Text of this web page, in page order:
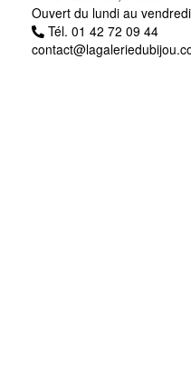
Ouvert du lundi au
Tél. 01 42 72 09 44